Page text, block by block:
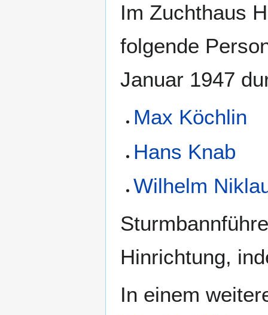
Im Zuchthaus
folgende
Januar 1947
Max Köchlin
Hans Knab
Wilhelm
Hinrichtung,
In einem